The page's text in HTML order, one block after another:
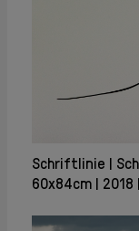
Schriftlinie
60x84cm 2018